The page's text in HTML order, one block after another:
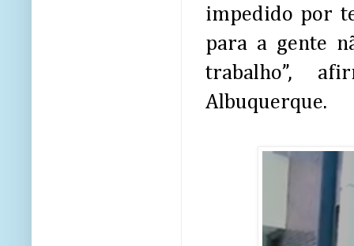
impedido por
para a gente
trabalho”,
Albuquerque.